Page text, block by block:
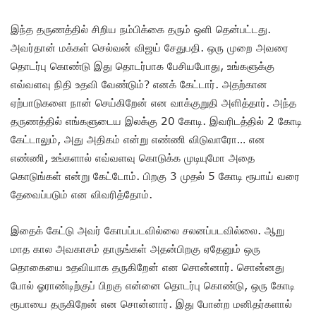
இந்த தருணத்தில் சிறிய நம்பிக்கை தரும் ஒளி தென்பட்டது.
அவர்தான் மக்கள் செல்வன் விஜய் சேதுபதி. ஒரு முறை அவரை
தொடர்பு கொண்டு இது தொடர்பாக பேசியபோது, உங்களுக்கு
எவ்வளவு நிதி உதவி வேண்டும்? எனக் கேட்டார். அதற்கான
ஏற்பாடுகளை நான் செய்கிறேன் என வாக்குறுதி அளித்தார். அந்த
தருணத்தில் எங்களுடைய இலக்கு 20 கோடி. இவரிடத்தில் 2 கோடி
கேட்டாலும், அது அதிகம் என்று எண்ணி விடுவாரோ… என
எண்ணி, உங்களால் எவ்வளவு கொடுக்க முடியுமோ அதை
கொடுங்கள் என்று கேட்டோம். பிறகு 3 முதல் 5 கோடி ரூபாய் வரை
தேவைப்படும் என விவரித்தோம்.
இதைக் கேட்டு அவர் கோபப்படவில்லை சலனப்படவில்லை. ஆறு
மாத கால அவகாசம் தாருங்கள் அதன்பிறகு ஏதேனும் ஒரு
தொகையை உதவியாக தருகிறேன் என சொன்னார். சொன்னது
போல் ஓராண்டிற்குப் பிறகு என்னை தொடர்பு கொண்டு, ஒரு கோடி
ரூபாயை தருகிறேன் என சொன்னார். இது போன்ற மனிதர்களால்